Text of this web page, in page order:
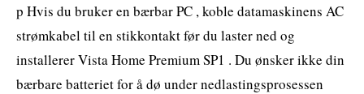
p Hvis du bruker en bærbar PC , koble datamaskinens AC
strømkabel til en stikkontakt før du laster ned og
installerer Vista Home Premium SP1 . Du ønsker ikke din
bærbare batteriet for å dø under nedlastingsprosessen